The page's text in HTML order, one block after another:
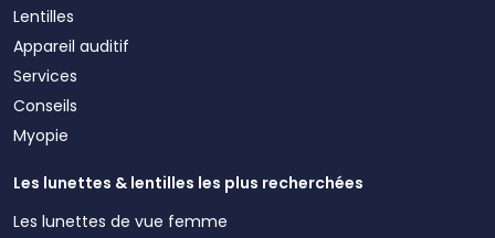
Lentilles
Appareil auditif
Services
Conseils
Myopie
Les lunettes & lentilles les plus recherchées
Les lunettes de vue femme